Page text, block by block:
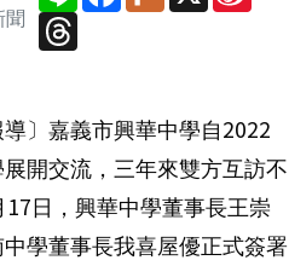
Threads
導〕嘉義市興華中學自2022
開交流，三年來雙方互訪不
日，興華中學董事長王崇
學董事長我喜屋優正式簽署